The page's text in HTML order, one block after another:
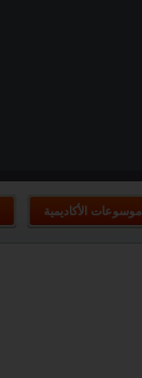
موسوعات الأكاديمية